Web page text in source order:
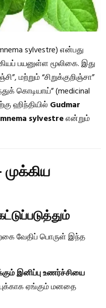
sylvestre) என்பது
பயனுள்ள மூலிகை. இது
மற்றும் “சிறுக்குறிஞ்சா”
கொடியாய்” (medicinal
ஹிந்தியில் Gudmar
sylvestreஎன்றும்
முக்கிய
வேதிப் பொருள் இந்த
இனிப்பு உணர்ச்சியை
ஏங்கும் மனதை